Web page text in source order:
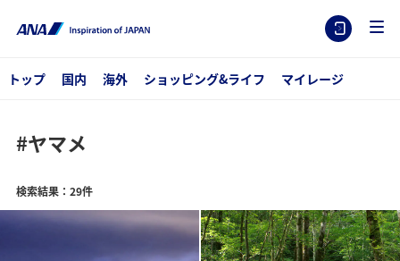
トップ 国内 海外 ショッピング&ライフ マイレージ
#ヤマメ
検索結果：29件